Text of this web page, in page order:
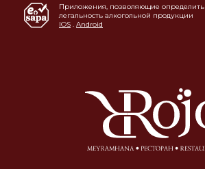
Приложения, позволяющие определить
легальность алкогольной продукции
IOS . Android